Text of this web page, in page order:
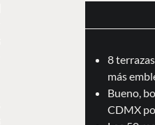
8
más
Bueno,
CDMX